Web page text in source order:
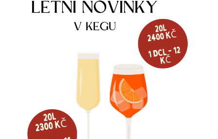
NARAŽEČ MM MADLO PLAST NARAŽEČ MM – TĚSNĚNÍ TRNU
55Kč
Skladem
Více informací